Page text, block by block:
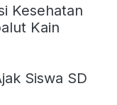
Kesehatan
Kain
Siswa SD